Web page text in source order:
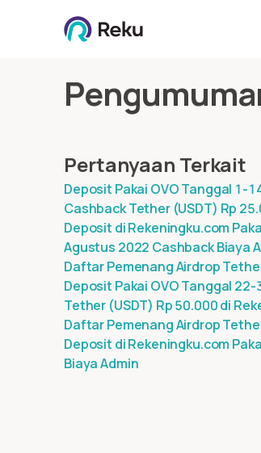
Pertanyaan Terkait
Deposit Pakai OVO Tanggal 1-
Cashback Tether (USDT) Rp
Deposit di Rekeningku.com
Agustus 2022 Cashback Biaya
Daftar Pemenang Airdrop
Deposit Pakai OVO Tanggal
Tether (USDT) Rp 50.000 di
Daftar Pemenang Airdrop
Deposit di Rekeningku.com
Biaya Admin